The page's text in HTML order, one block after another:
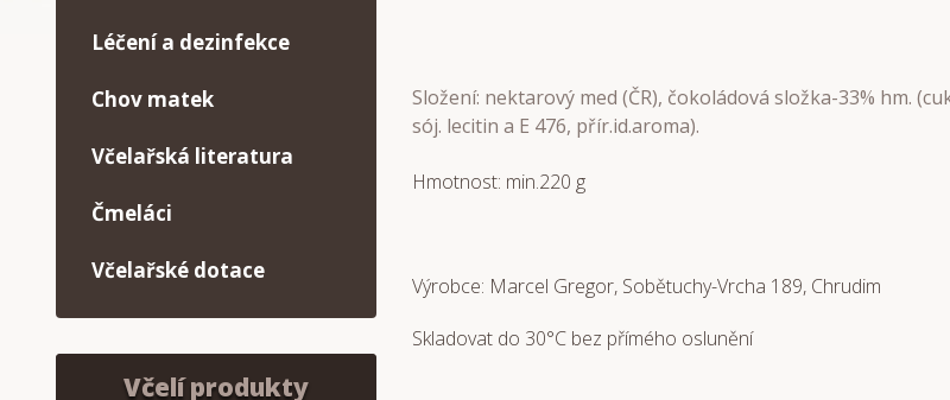
Složení: nektarový med (ČR), čokoládová složka-33% hm.
sój. lecitin a E 476, přír.id.aroma).
Hmotnost: min.220 g
Výrobce: Marcel Gregor, Sobětuchy-Vrcha 189, Chrudim
Skladovat do 30°C bez přímého oslunění
Léčení a dezinfekce
Chov matek
Včelařská literatura
Čmeláci
Včelařské dotace
Včelí produkty